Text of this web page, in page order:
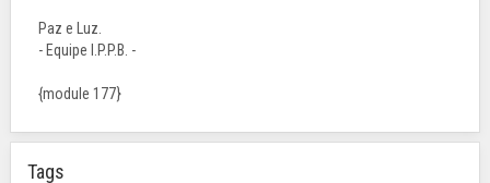
Paz e Luz.
- Equipe I.P.P.B. -
{module 177}
Tags